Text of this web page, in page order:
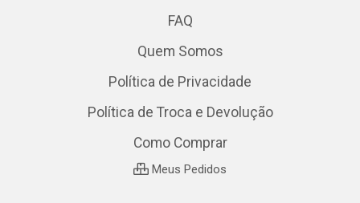
FAQ
Quem Somos
Política de Privacidade
Política de Troca e Devolução
Como Comprar
Meus Pedidos